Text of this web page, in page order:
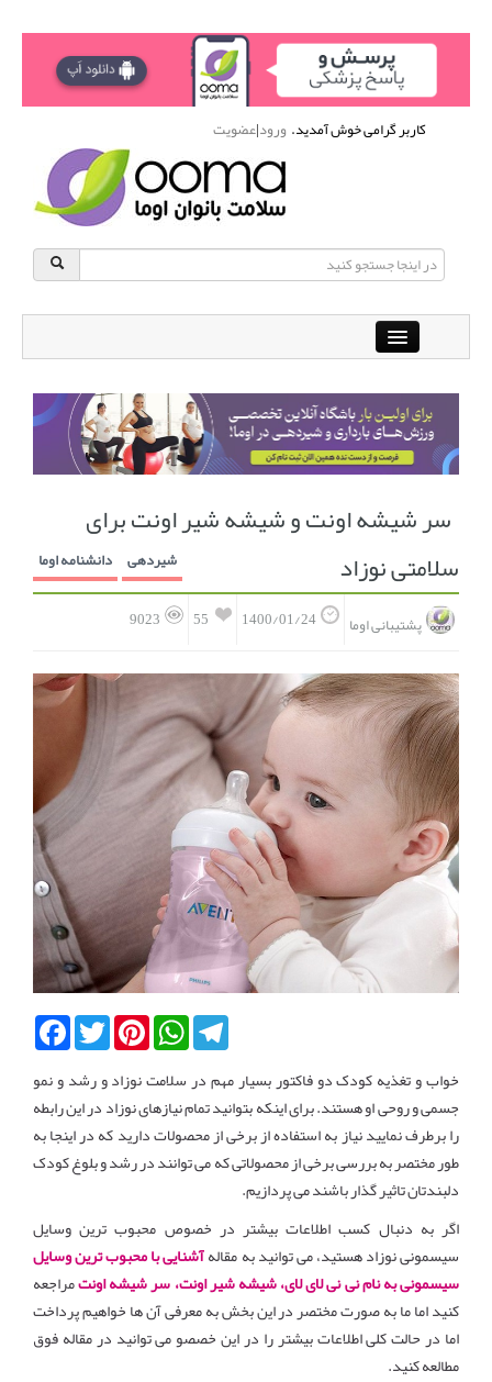
کاربر گرامی خوش آمدید.ورود|عضویت
باشگاه آنلاین ورزشی اوما
دانشنامه سلامت بانوان پرسش و پاسخ
انجمن متخصصین زنان و اوما انتخاب نام کودک
فهرست مواد غذایی اپلیکیشن بارداری و کودک اوما
سر شیشه اونت و شیشه شیر اونت برای
سلامتی نوزاد
دانشنامه اوما شیردهی
9023 55 1400/01/24 پشتیبانی اوما
FacebookTwitterPinterestWhatsAppTelegram
خواب و تغذیه کودک دو فاکتور بسیار مهم در سلامت نوزاد و رشد و نمو
جسمی و روحی او هستند. برای اینکه بتوانید تمام نیازهای نوزاد در این رابطه
را برطرف نمایید نیاز به استفاده از برخی از محصولات دارید که در اینجا به
طور مختصر به بررسی برخی از محصولاتی که می توانند در رشد و بلوغ کودک
دلبندتان تاثیر گذار باشند می پردازیم.
اگر به دنبال کسب اطلاعات بیشتر در خصوص محبوب ترین وسایل
سیسمونی نوزاد هستید، می توانید به مقالهآشنایی با محبوب ترین وسایل
سیسمونی به نام نی نی لای لای، شیشه شیر اونت، سر شیشه اونتمراجعه
کنید اما ما به صورت مختصر در این بخش به معرفی آن ها خواهیم پرداخت
اما در حالت کلی اطلاعات بیشتر را در این خصصو می توانید در مقاله فوق
مطالعه کنید.